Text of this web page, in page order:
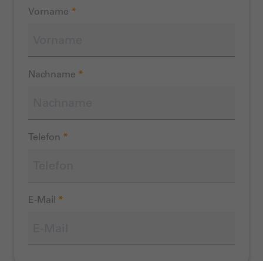
Vorname *
Nachname *
Telefon *
E-Mail *